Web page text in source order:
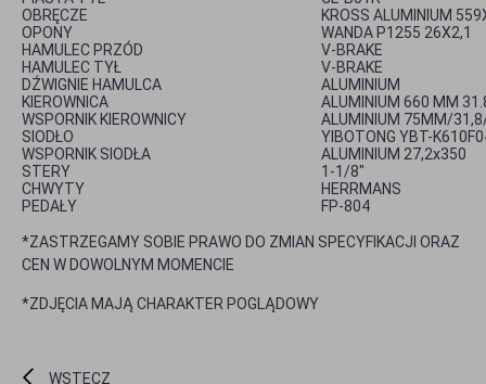
OBRĘCZE
KROSS ALUMINIUM
OPONY
WANDA P1255 26X2,1
HAMULEC PRZÓD
V-BRAKE
HAMULEC TYŁ
V-BRAKE
DŹWIGNIE HAMULCA
ALUMINIUM
KIEROWNICA
ALUMINIUM 660 MM
WSPORNIK KIEROWNICY
ALUMINIUM 75MM/
SIODŁO
YIBOTONG YBT-
WSPORNIK SIODŁA
ALUMINIUM 27,2x350
STERY
1-1/8"
CHWYTY
HERRMANS
PEDAŁY
FP-804
*ZASTRZEGAMY SOBIE PRAWO DO ZMIAN SPECYFIKACJI ORAZ
CEN W DOWOLNYM MOMENCIE
*ZDJĘCIA MAJĄ CHARAKTER POGLĄDOWY
WSTECZ